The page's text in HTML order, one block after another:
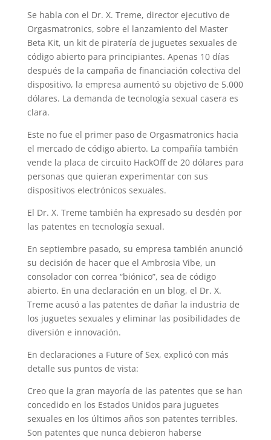
Se habla con el Dr. X. Treme, director ejecutivo de
Orgasmatronics, sobre el lanzamiento del Master
Beta Kit, un kit de piratería de juguetes sexuales de
código abierto para principiantes. Apenas 10 días
después de la campaña de financiación colectiva del
dispositivo, la empresa aumentó su objetivo de 5.000
dólares. La demanda de tecnología sexual casera es
clara.
Este no fue el primer paso de Orgasmatronics hacia
el mercado de código abierto. La compañía también
vende la placa de circuito HackOff de 20 dólares para
personas que quieran experimentar con sus
dispositivos electrónicos sexuales.
El Dr. X. Treme también ha expresado su desdén por
las patentes en tecnología sexual.
En septiembre pasado, su empresa también anunció
su decisión de hacer que el Ambrosia Vibe, un
consolador con correa “biónico”, sea de código
abierto. En una declaración en un blog, el Dr. X.
Treme acusó a las patentes de dañar la industria de
los juguetes sexuales y eliminar las posibilidades de
diversión e innovación.
En declaraciones a Future of Sex, explicó con más
detalle sus puntos de vista:
Creo que la gran mayoría de las patentes que se han
concedido en los Estados Unidos para juguetes
sexuales en los últimos años son patentes terribles.
Son patentes que nunca debieron haberse